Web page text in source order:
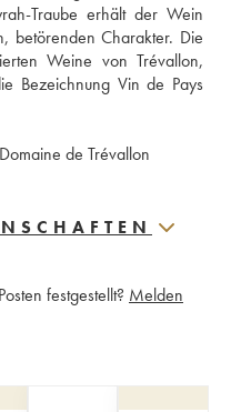
Traube erhält der Wein
betörenden Charakter. Die
Weine von Trévallon,
Bezeichnung Vin de Pays
de Trévallon
festgestellt? Melden